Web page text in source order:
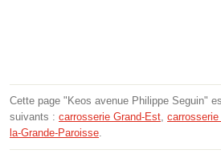
Cette page "Keos avenue Philippe Seguin"
suivants : carrosserie Grand-Est, carrosserie
la-Grande-Paroisse.